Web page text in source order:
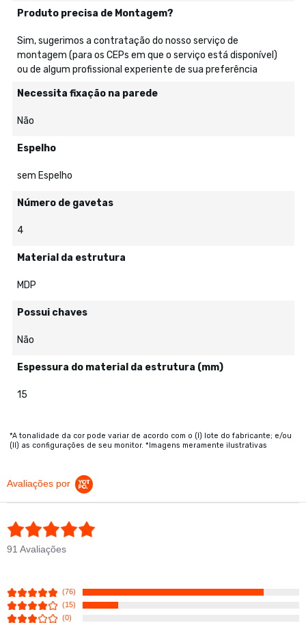
Produto precisa de Montagem?
Sim, sugerimos a contratação do nosso serviço de
montagem (para os CEPs em que o serviço está disponível)
ou de algum profissional experiente de sua preferência
Necessita fixação na parede
Não
Espelho
sem Espelho
Número de gavetas
4
Material da estrutura
MDP
Possui chaves
Não
Espessura do material da estrutura (mm)
15
*A tonalidade da cor pode variar de acordo com o (I) lote do fabricante; e/ou
(II) as configurações de seu monitor. *Imagens meramente ilustrativas
Avaliações por
91 Avaliações
(76)
(15)
(0)